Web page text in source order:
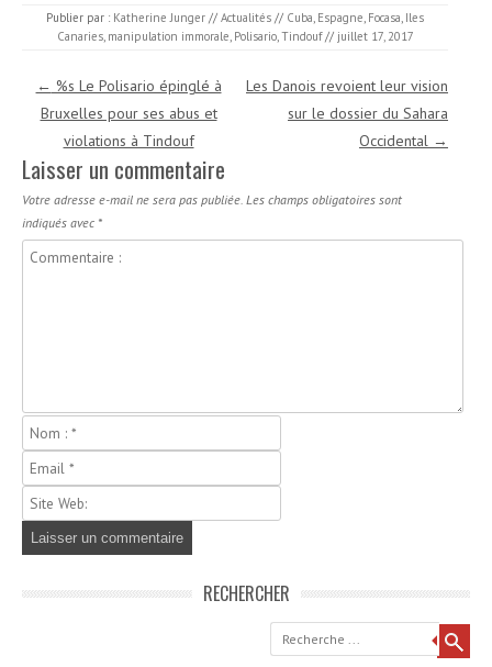
Publier par : Katherine Junger // Actualités // Cuba, Espagne, Focasa, Iles
Canaries, manipulation immorale, Polisario,Tindouf // juillet 17, 2017
Navigation des articles
← %s Le Polisario épinglé à
Bruxelles pour ses abus et
violations à Tindouf
Les Danois revoient leur vision
sur le dossier du Sahara
Occidental →
Laisser un commentaire
Votre adresse e-mail ne sera pas publiée. Les champs obligatoires sont
indiqués avec *
RECHERCHER
Recherche